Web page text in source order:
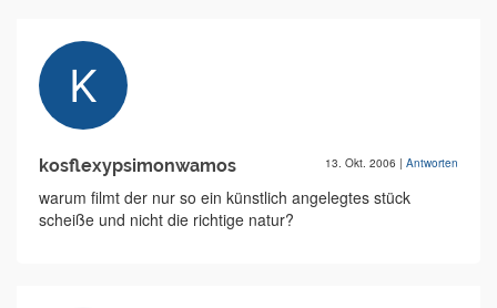
kosflexypsimonwamos 13. Okt. 2006 | Antworten
warum filmt der nur so ein künstlich angelegtes stück
scheiße und nicht die richtige natur?